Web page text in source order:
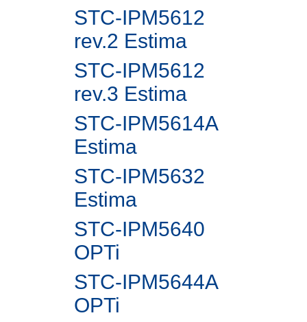
STC-IPM5612
rev.2 Estima
STC-IPM5612
rev.3 Estima
STC-IPM5614A
Estima
STC-IPM5632
Estima
STC-IPM5640
OPTi
STC-IPM5644A
OPTi